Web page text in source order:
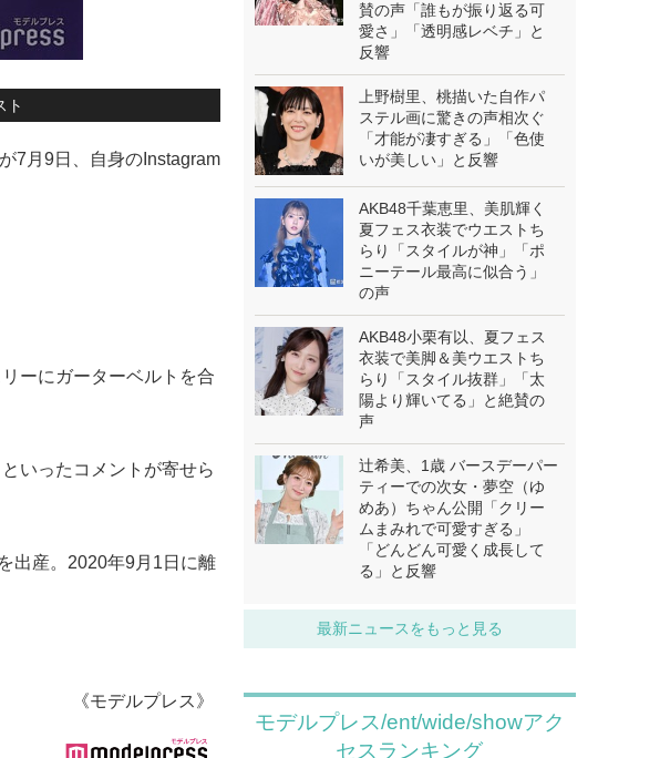
ト
7月9日、自身のInstagram
ーにガーターベルトを合
いったコメントが寄せら
出産。2020年9月1日に離
《モデルプレス》
賛の声「誰もが振り返る可
愛さ」「透明感レベチ」と
反響
上野樹里、桃描いた自作パ
ステル画に驚きの声相次ぐ
「才能が凄すぎる」「色使
いが美しい」と反響
AKB48千葉恵里、美肌輝く
夏フェス衣装でウエストち
らり「スタイルが神」「ポ
ニーテール最高に似合う」
の声
AKB48小栗有以、夏フェス
衣装で美脚＆美ウエストち
らり「スタイル抜群」「太
陽より輝いてる」と絶賛の
声
辻希美、1歳 バースデーパー
ティーでの次女・夢空（ゆ
めあ）ちゃん公開「クリー
ムまみれで可愛すぎる」
「どんどん可愛く成長して
る」と反響
最新ニュースをもっと見る
モデルプレス/ent/wide/showアク
セスランキング